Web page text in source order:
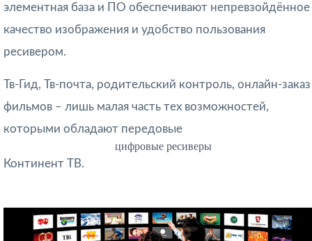
элементная база и ПО обеспечивают непревзойдённое
качество изображения и удобство пользования
ресивером.
Тв-Гид, Тв-почта, родительский контроль, онлайн-заказ
фильмов – лишь малая часть тех возможностей,
которыми обладают передовые
цифровые ресиверы
Континент ТВ.